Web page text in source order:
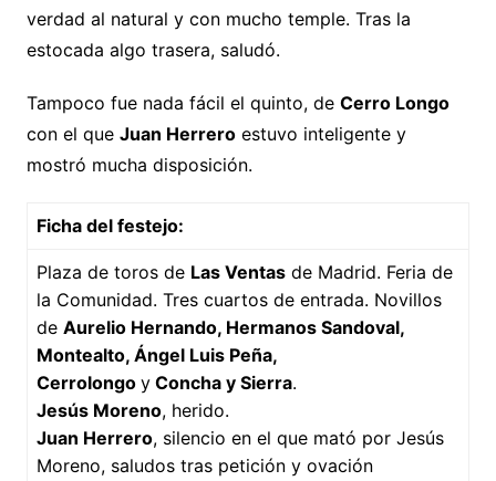
verdad al natural y con mucho temple. Tras la
estocada algo trasera, saludó.
Tampoco fue nada fácil el quinto, de Cerro Longo
con el que Juan Herreroestuvo inteligente y
mostró mucha disposición.
Ficha del festejo:
Plaza de toros de Las Ventasde Madrid. Feria de
la Comunidad. Tres cuartos de entrada. Novillos
de Aurelio Hernando, Hermanos Sandoval,
Montealto, Ángel Luis Peña,
Cerrolongo yConcha y Sierra.
Jesús Moreno, herido.
Juan Herrero, silencio en el que mató por Jesús
Moreno, saludos tras petición y ovación